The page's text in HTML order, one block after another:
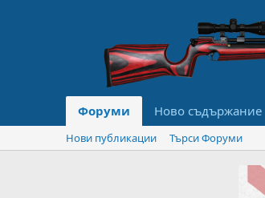
Форуми Ново съдържание
Нови публикации Търси Форуми